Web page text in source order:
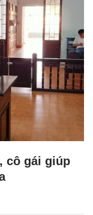
cô gái giúp